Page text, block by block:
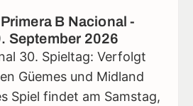
B Nacional -
September 2026
30. Spieltag: Verfolgt
Güemes und Midland
Spiel findet am Samstag,